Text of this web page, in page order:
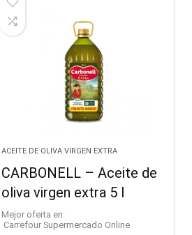
ACEITE DE OLIVA VIRGEN EXTRA
CARBONELL – Aceite de
oliva virgen extra 5 l
Mejor oferta en:
Carrefour Supermercado Online